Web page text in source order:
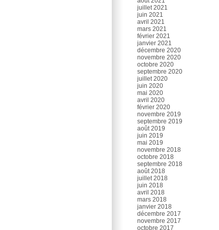
juillet 2021
juin 2021
avril 2021
mars 2021
février 2021
janvier 2021
décembre 2020
novembre 2020
octobre 2020
septembre 2020
juillet 2020
juin 2020
mai 2020
avril 2020
février 2020
novembre 2019
septembre 2019
août 2019
juin 2019
mai 2019
novembre 2018
octobre 2018
septembre 2018
août 2018
juillet 2018
juin 2018
avril 2018
mars 2018
janvier 2018
décembre 2017
novembre 2017
octobre 2017